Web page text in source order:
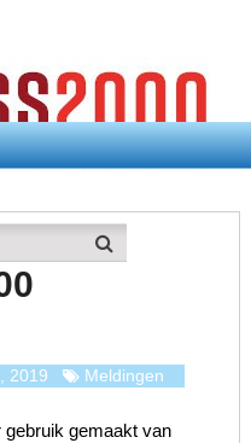
2019 Meldingen
gebruik gemaakt van